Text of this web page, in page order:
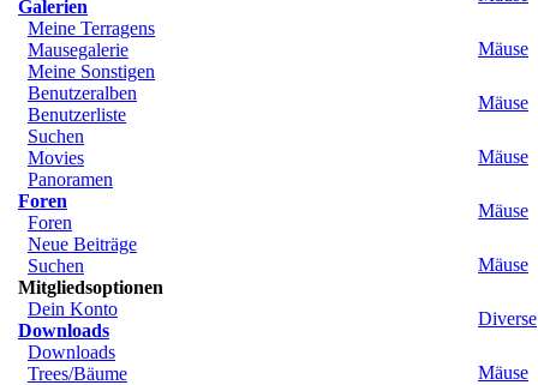
Galerien
Meine Terragens
Mausegalerie
Meine Sonstigen
Benutzeralben
Benutzerliste
Suchen
Movies
Panoramen
Foren
Foren
Neue Beiträge
Suchen
Mitgliedsoptionen
Dein Konto
Downloads
Downloads
Trees/Bäume
Mäuse
Mäuse
Mäuse
Mäuse
Mäuse
Diverse
Mäuse